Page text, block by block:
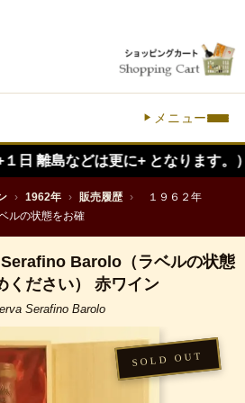
メニュー
は更に+ となります。）
› 1962年 › 販売履歴 ›
１９６２年
ルの状態をお確
Barolo（ラベルの状態
ください） 赤ワイン
Serafino Barolo